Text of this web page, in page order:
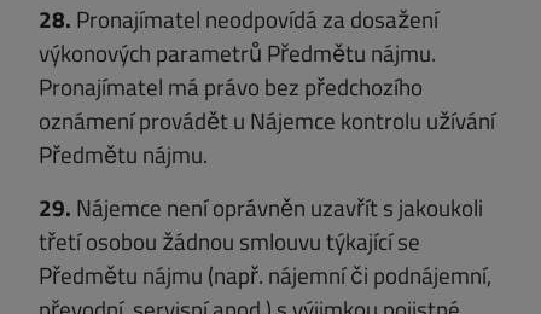
28. Pronajímatel neodpovídá za dosažení
výkonových parametrů Předmětu nájmu.
Pronajímatel má právo bez předchozího
oznámení provádět u Nájemce kontrolu užívání
Předmětu nájmu.
29. Nájemce není oprávněn uzavřít s jakoukoli
třetí osobou žádnou smlouvu týkající se
Předmětu nájmu (např. nájemní či podnájemní,